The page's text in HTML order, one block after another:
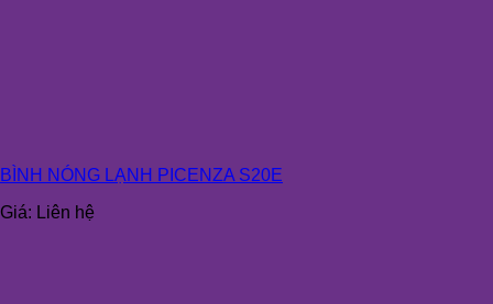
BÌNH NÓNG LẠNH PICENZA S20E
Giá: Liên hệ